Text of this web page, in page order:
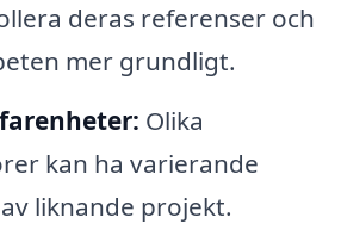
deras referenser och
mer grundligt.
Olika
kan ha varierande
liknande projekt.